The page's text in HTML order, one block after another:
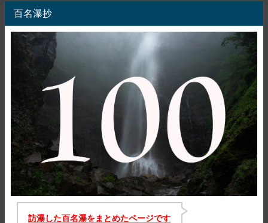
百名瀑抄
訪瀑した百名瀑をまとめたページです